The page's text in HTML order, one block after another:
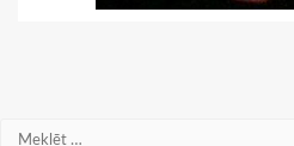
Meklēt: